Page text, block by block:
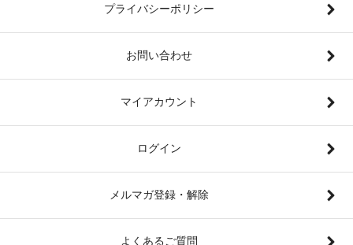
プライバシーポリシー
お問い合わせ
マイアカウント
ログイン
メルマガ登録・解除
よくあるご質問